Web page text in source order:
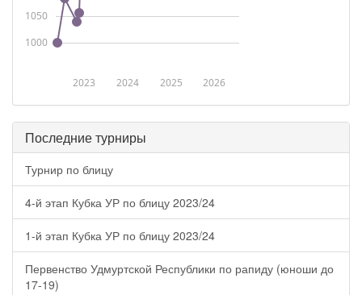
2023 2024 2025 2026
1000
1050
Последние турниры
Турнир по блицу
4-й этап Кубка УР по блицу 2023/24
1-й этап Кубка УР по блицу 2023/24
Первенство Удмуртской Республики по рапиду (юноши до
17-19)